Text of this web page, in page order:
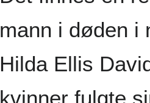
mann i døden i
Hilda Ellis
kvinner fulgte